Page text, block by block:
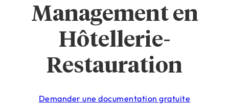
Management en
Hôtellerie-
Restauration
Demander une documentation gratuite